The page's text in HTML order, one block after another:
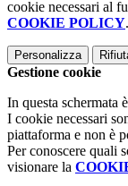
cookie necessari al
COOKIE POLICY.
Personalizza
Gestione cookie
In questa schermata
I cookie necessari
piattaforma e non è
Per conoscere quali
visionare la